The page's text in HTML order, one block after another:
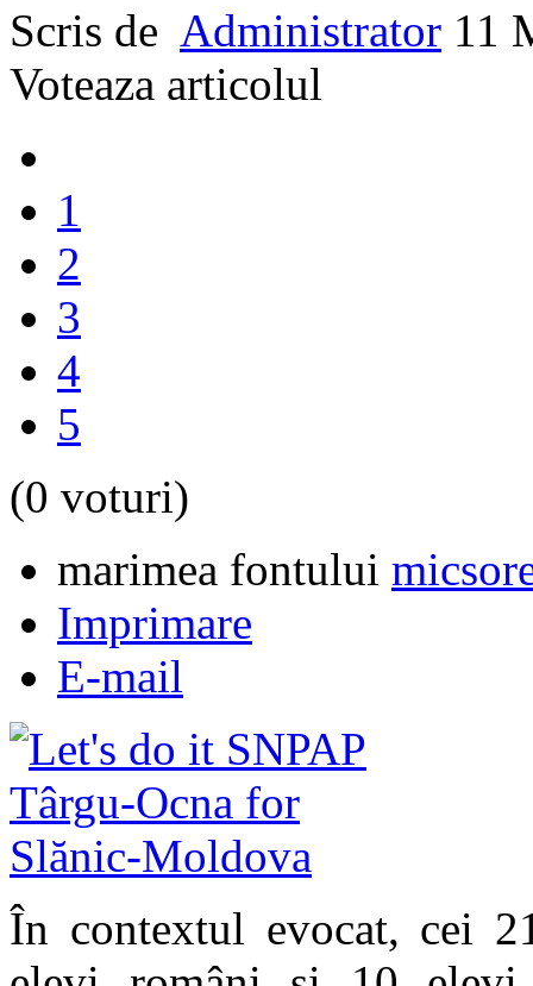
Scris de Administrator 11
Voteaza articolul
1
2
3
4
5
(0 voturi)
marimea fontului
Imprimare
E-mail
În contextul evocat, cei